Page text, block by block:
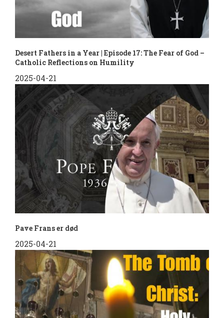
Desert Fathers in a Year | Episode 17: The Fear of God –
Catholic Reflections on Humility
2025-04-21
Pave Frans er død
2025-04-21